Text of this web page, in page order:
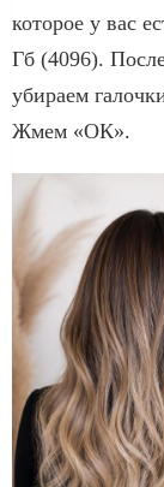
которое у вас
Гб (4096).
убираем
Жмем «ОК».